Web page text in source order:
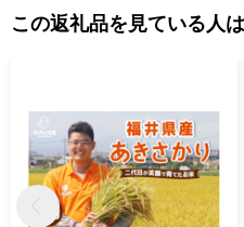
せていただき、その手段として
ご連絡ください。
この返礼品を見ている人